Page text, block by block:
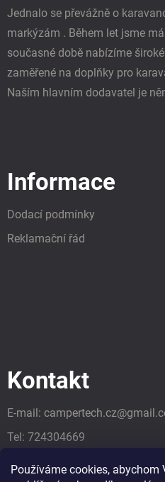
Používáme cookies,
Jednalo se převážně o
markýzám . Během let jsme
současné době nabízíme
zaměřené na doplňky pro
Naším hlavním dodavatel je
Informace
Dodací podmínky
Reklamační řád
Kontakt
E-mail: campertech.cz@
Tel: 724304669